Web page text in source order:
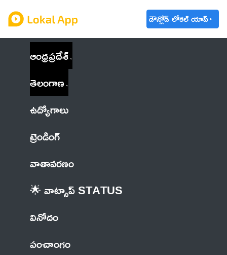
డౌన్లోడ్ లోకల్ యాప్
ఆంధ్రప్రదేశ్
తెలంగాణ
ఉద్యోగాలు
ట్రెండింగ్
వాతావరణం
🌟 వాట్సాప్ STATUS
వినోదం
పంచాంగం